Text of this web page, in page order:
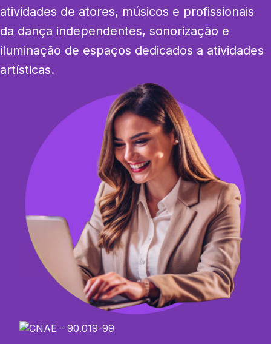
atividades de atores, músicos e profissionais
da dança independentes, sonorização e
iluminação de espaços dedicados a atividades
artísticas.